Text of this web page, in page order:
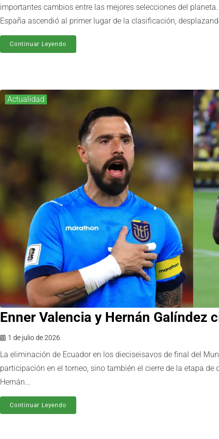
importantes cambios entre las mejores selecciones del
España ascendió al primer lugar de la clasificación,
Continuar Leyendo
Actualidad
Enner Valencia y Hernán Galíndez
1 de julio de 2026
La eliminación de Ecuador en los dieciseisavos de final del
participación en el torneo, sino también el cierre de la etapa de
Hernán...
Continuar Leyendo